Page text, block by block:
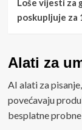
poskupljuje za
Alati za
AI alati za
povećavaju
besplatne probne